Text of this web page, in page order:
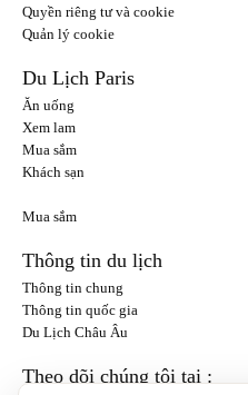
Quyền riêng tư và cookie
Quản lý cookie
Du Lịch Paris
Ăn uống
Xem lam
Mua sắm
Khách sạn
Mua sắm
Thông tin du lịch
Thông tin chung
Thông tin quốc gia
Du Lịch Châu Âu
Theo dõi chúng tôi tại :